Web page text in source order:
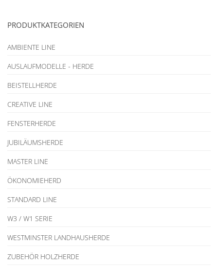
PRODUKTKATEGORIEN
AMBIENTE LINE
AUSLAUFMODELLE - HERDE
BEISTELLHERDE
CREATIVE LINE
FENSTERHERDE
JUBILÄUMSHERDE
MASTER LINE
ÖKONOMIEHERD
STANDARD LINE
W3 / W1 SERIE
WESTMINSTER LANDHAUSHERDE
ZUBEHÖR HOLZHERDE